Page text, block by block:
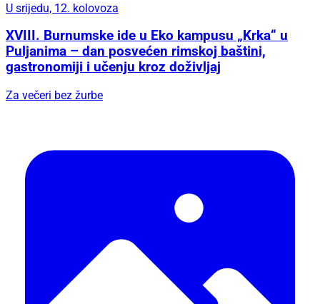
U srijedu, 12. kolovoza
XVIII. Burnumske ide u Eko kampusu „Krka“ u
Puljanima – dan posvećen rimskoj baštini,
gastronomiji i učenju kroz doživljaj
Za večeri bez žurbe